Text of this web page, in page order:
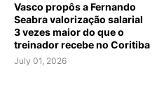
Vasco propôs a Fernando
Seabra valorização salarial
3 vezes maior do que o
treinador recebe no Coritiba
July 01, 2026